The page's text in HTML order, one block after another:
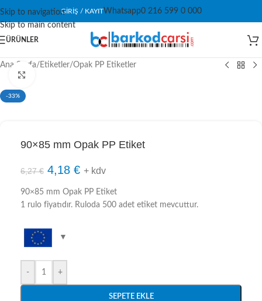
Skip to navigation
Skip to main content
GIRIŞ / KAYITWhatsapp0 216 599 0 000
ÜRÜNLER
Ana Sayfa/ Etiketler/Opak PP Etiketler
-33%
90×85 mm Opak PP Etiket
6,27€ 4,18 € + kdv
90×85 mm Opak PP Etiket
1 rulo fiyatıdır. Ruloda 500 adet etiket mevcuttur.
- +
SEPETE EKLE